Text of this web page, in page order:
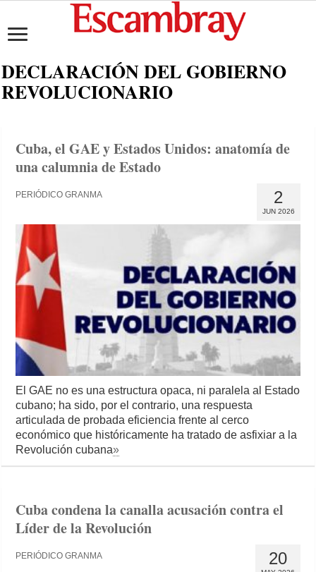
DECLARACIÓN DEL GOBIERNO
REVOLUCIONARIO
Cuba, el GAE y Estados Unidos: anatomía de
una calumnia de Estado
2
JUN 2026
PERIÓDICO GRANMA
El GAE no es una estructura opaca, ni paralela al Estado
cubano; ha sido, por el contrario, una respuesta
articulada de probada eficiencia frente al cerco
económico que históricamente ha tratado de asfixiar a la
Revolución cubana»
Cuba condena la canalla acusación contra el
Líder de la Revolución
20
PERIÓDICO GRANMA